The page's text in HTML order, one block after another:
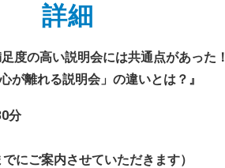
詳細
度の高い説明会には共通点があった！
る説明会」の違いとは？』
分
にご案内させていただきます）